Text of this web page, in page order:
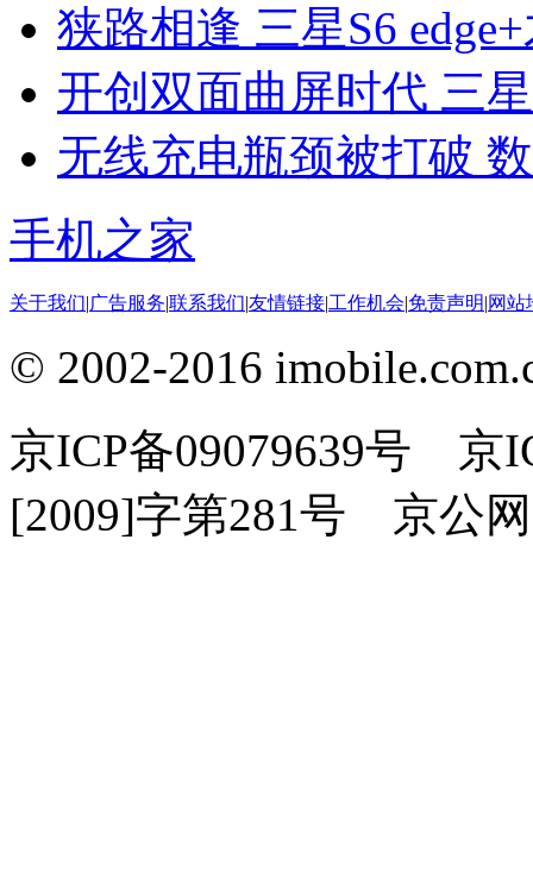
狭路相逢 三星S6
开创双面曲屏时代 三
无线充电瓶颈被打破
手机之家
关于我们|广告服务|联系我们|友情链接|工作机会|免责声明|网站
© 2002-2016
京ICP备09079639号 京
[2009]字第281号 京公网